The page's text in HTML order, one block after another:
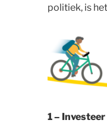
politiek, is
1 –